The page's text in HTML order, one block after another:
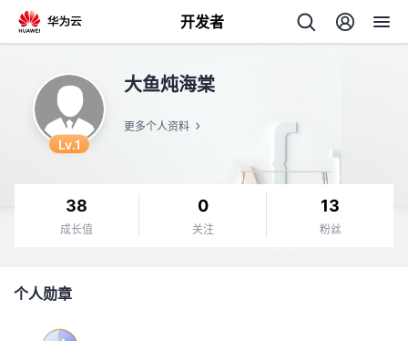
开发者
Lv.1
大鱼炖海棠
更多个人资料
38
成长值
0
关注
13
粉丝
个人勋章